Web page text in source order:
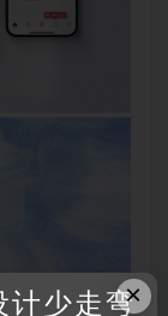
×
计少走弯